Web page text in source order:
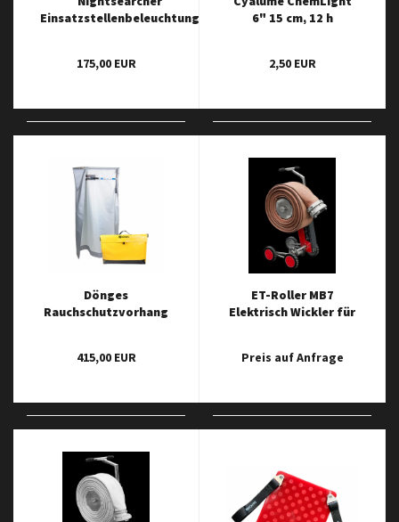
Einsatzstellenbeleuchtung
175,00 EUR
6" 15 cm, 12 h
2,50 EUR
Dönges
Rauchschutzvorhang
415,00 EUR
ET-Roller MB7
Elektrisch Wickler für
mit Milwaukee-Akkus
Preis auf Anfrage